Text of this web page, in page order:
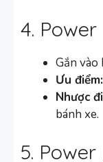
4.
Gắn
Ưu điểm:
Nhược
bánh xe.
5.